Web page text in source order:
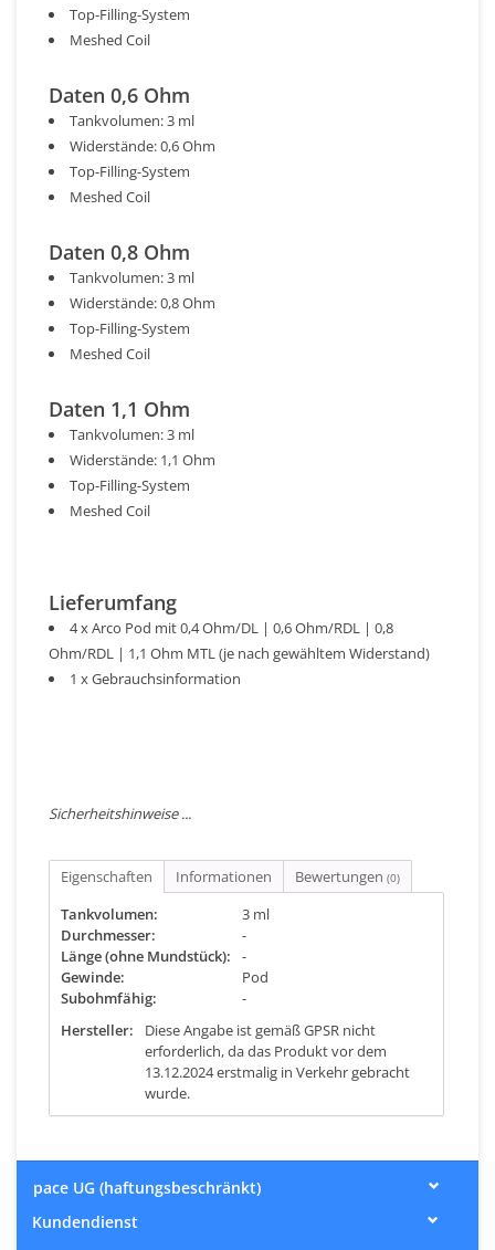
Top-Filling-System
Meshed Coil
Daten 0,6 Ohm
Tankvolumen: 3 ml
Widerstände: 0,6 Ohm
Top-Filling-System
Meshed Coil
Daten 0,8 Ohm
Tankvolumen: 3 ml
Widerstände: 0,8 Ohm
Top-Filling-System
Meshed Coil
Daten 1,1 Ohm
Tankvolumen: 3 ml
Widerstände: 1,1 Ohm
Top-Filling-System
Meshed Coil
Lieferumfang
4 x Arco Pod mit 0,4 Ohm/DL | 0,6 Ohm/RDL | 0,8
Ohm/RDL | 1,1 Ohm MTL (je nach gewähltem Widerstand)
1 x Gebrauchsinformation
Sicherheitshinweise ...
Eigenschaften Informationen Bewertungen (0)
Tankvolumen:
3 ml
Durchmesser:
-
Länge (ohne Mundstück):
-
Gewinde:
Pod
Subohmfähig:
-
Hersteller:
Diese Angabe ist gemäß GPSR nicht
erforderlich, da das Produkt vor dem
13.12.2024 erstmalig in Verkehr gebracht
wurde.
pace UG (haftungsbeschränkt)
Kundendienst